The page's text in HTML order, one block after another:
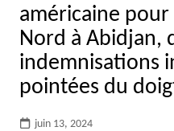
américaine pour
Nord à Abidjan,
indemnisations
pointées du
juin 13, 2024